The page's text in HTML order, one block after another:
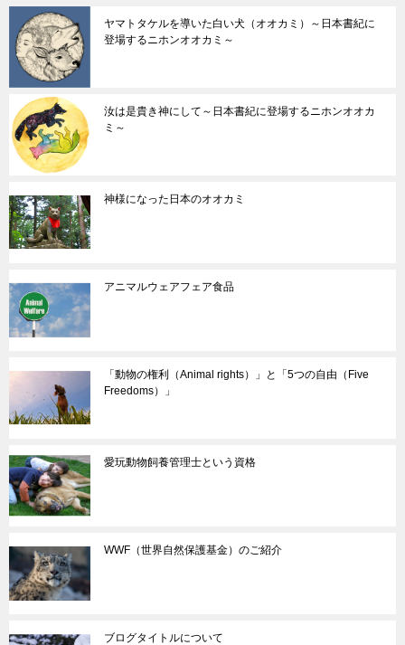
ヤマトタケルを導いた白い犬（オオカミ）～日本書紀に
登場するニホンオオカミ～
汝は是貴き神にして～日本書紀に登場するニホンオオカ
ミ～
神様になった日本のオオカミ
アニマルウェアフェア食品
「動物の権利（Animal rights）」と「5つの自由（Five
Freedoms）」
愛玩動物飼養管理士という資格
WWF（世界自然保護基金）のご紹介
ブログタイトルについて